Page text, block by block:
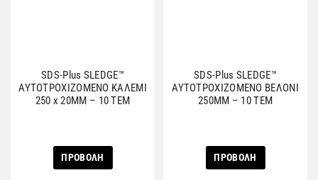
SDS-Plus SLEDGE™
ΑΥΤΟΤΡΟΧΙΖΟΜΕΝΟ ΚΑΛΕΜΙ
250 x 20ΜΜ – 10 TEM
ΠΡΟΒΟΛΗ
SDS-Plus SLEDGE™
ΑΥΤΟΤΡΟΧΙΖΟΜΕΝΟ ΒΕΛΟΝΙ
250MM – 10 ΤΕΜ
ΠΡΟΒΟΛΗ